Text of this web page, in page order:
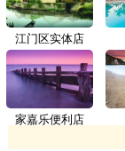
江门区实体店
家嘉乐便利店